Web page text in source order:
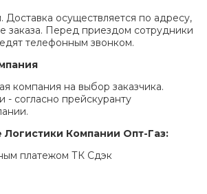
Доставка осуществляется по адресу,
заказа. Перед приездом сотрудники
телефонным звонком.
компания на выбор заказчика.
- согласно прейскуранту
Логистики Компании Опт-Газ:
платежом ТК Сдэк